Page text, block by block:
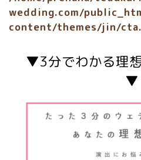
wedding.com/
content/themes/jin/
▼3分でわかる理
▼